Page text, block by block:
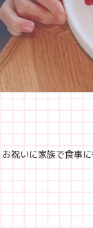
お祝いに家族で食事